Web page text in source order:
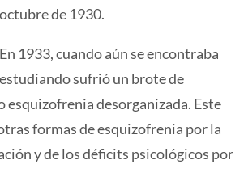
octubre de 1930.
En 1933, cuando aún se encontraba
estudiando sufrió un brote de
desorganizada. Este
formas de esquizofrenia por la
y de los déficits psicológicos por